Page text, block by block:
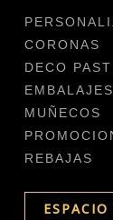
CORONAS
DECO
MUÑECOS
REBAJAS